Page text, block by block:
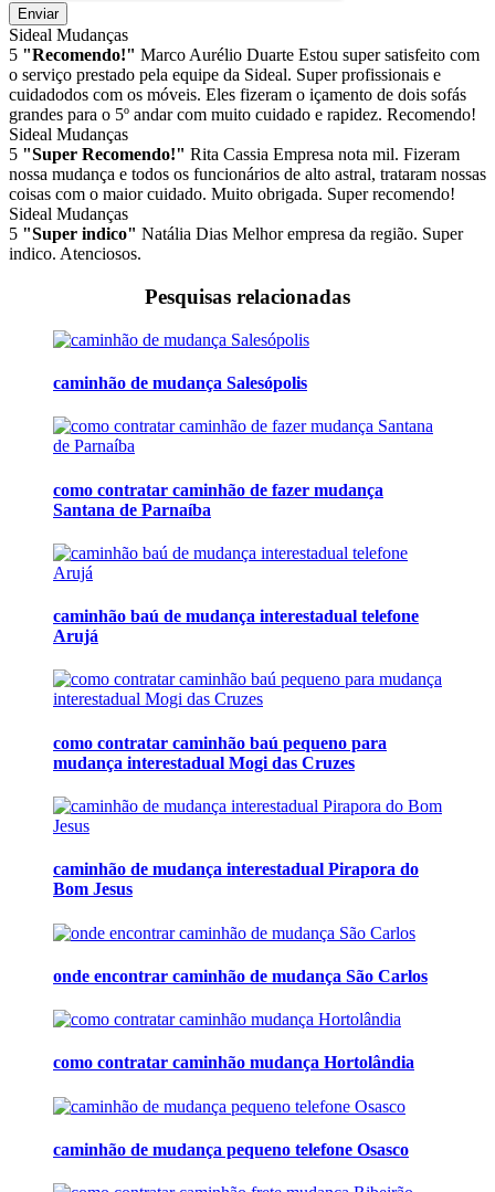
Enviar
Sideal Mudanças
5 "Recomendo!" Marco Aurélio Duarte Estou super satisfeito com
o serviço prestado pela equipe da Sideal. Super profissionais e
cuidadodos com os móveis. Eles fizeram o içamento de dois sofás
grandes para o 5º andar com muito cuidado e rapidez. Recomendo!
Sideal Mudanças
5 "Super Recomendo!" Rita Cassia Empresa nota mil. Fizeram
nossa mudança e todos os funcionários de alto astral, trataram nossas
coisas com o maior cuidado. Muito obrigada. Super recomendo!
Sideal Mudanças
5 "Super indico" Natália Dias Melhor empresa da região. Super
indico. Atenciosos.
Pesquisas relacionadas
caminhão de mudança Salesópolis
como contratar caminhão de fazer mudança
Santana de Parnaíba
caminhão baú de mudança interestadual telefone
Arujá
como contratar caminhão baú pequeno para
mudança interestadual Mogi das Cruzes
caminhão de mudança interestadual Pirapora do
Bom Jesus
onde encontrar caminhão de mudança São Carlos
como contratar caminhão mudança Hortolândia
caminhão de mudança pequeno telefone Osasco